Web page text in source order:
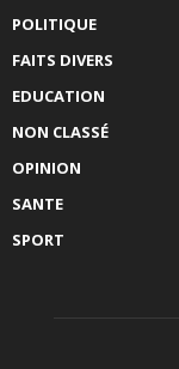
POLITIQUE
FAITS DIVERS
EDUCATION
NON CLASSÉ
OPINION
SANTE
SPORT